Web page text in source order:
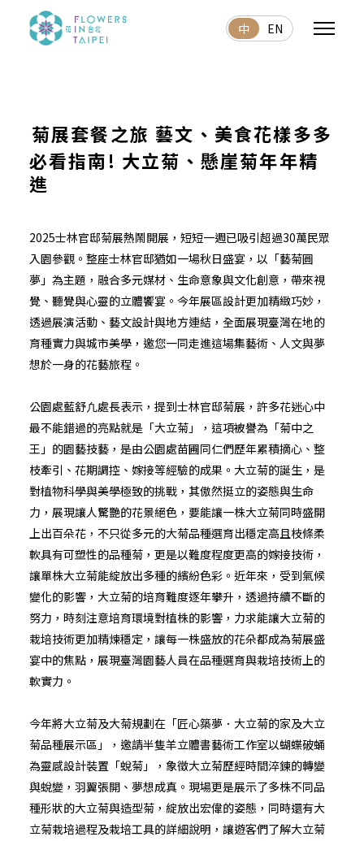
中 EN
菊展套餐之旅 藝文、美食花樣多多
必看指南! 大立菊、懸崖菊年年精
進
2025士林官邸菊展熱鬧開展，短短一週已吸引超過30萬民眾
入園參觀。整座士林官邸猶如一場秋日盛宴，以「藝菊圓
夢」為主題，融合多元媒材、生命意象與文化創意，帶來視
覺、聽覺與心靈的立體饗宴。今年展區設計更加精緻巧妙，
透過展演活動、藝文設計與地方連結，全面展現臺灣在地的
育種實力與城市美學，邀您一同走進這場集藝術、人文與夢
想於一身的花藝旅程。
公園處藍舒凢處長表示，提到士林官邸菊展，許多花迷心中
最不能錯過的亮點就是「大立菊」，這項被譽為「菊中之
王」的園藝技藝，是由公園處苗圃同仁們歷年累積摘心、整
枝牽引、花期調控、嫁接等經驗的成果。大立菊的誕生，是
對植物科學與美學極致的挑戰，其傲然挺立的姿態與生命
力，展現讓人驚艷的花景絕色，要能讓一株大立菊同時盛開
上出百朵花，不只從多元的大菊品種選育出穩定高且枝條柔
軟具有可塑性的品種菊，更是以難度程度更高的嫁接技術，
讓單株大立菊能綻放出多種的繽紛色彩。近年來，受到氣候
變化的影響，大立菊的培育難度逐年攀升，透過持續不斷的
努力，時刻注意培育環境對植株的影響，力求能讓大立菊的
栽培技術更加精煉穩定，讓每一株盛放的花朵都成為菊展盛
宴中的焦點，展現臺灣園藝人員在品種選育與栽培技術上的
軟實力。
今年將大立菊及大菊規劃在「匠心築夢．大立菊的家及大立
菊品種展示區」，邀請半隻羊立體書藝術工作室以蝴蝶破蛹
為靈感設計裝置「蛻菊」，象徵大立菊歷經時間淬鍊的轉變
與蛻變，羽翼張開、夢想成真。現場更是展示了多株不同品
種形狀的大立菊與造型菊，綻放出宏偉的姿態，同時還有大
立菊栽培過程及栽培工具的詳細說明，讓遊客們了解大立菊